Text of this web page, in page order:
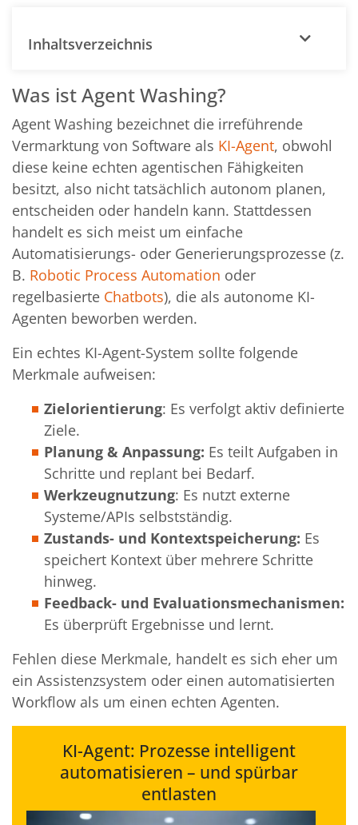
Inhaltsverzeichnis
Was ist Agent Washing?
Agent Washing bezeichnet die irreführende
Vermarktung von Software als KI-Agent, obwohl
diese keine echten agentischen Fähigkeiten
besitzt, also nicht tatsächlich autonom planen,
entscheiden oder handeln kann. Stattdessen
handelt es sich meist um einfache
Automatisierungs- oder Generierungsprozesse (z.
B. Robotic Process Automation oder
regelbasierte Chatbots), die als autonome KI-
Agenten beworben werden.
Ein echtes KI-Agent-System sollte folgende
Merkmale aufweisen:
Zielorientierung: Es verfolgt aktiv definierte
Ziele.
Planung & Anpassung: Es teilt Aufgaben in
Schritte und replant bei Bedarf.
Werkzeugnutzung: Es nutzt externe
Systeme/APIs selbstständig.
Zustands- und Kontextspeicherung: Es
speichert Kontext über mehrere Schritte
hinweg.
Feedback- und Evaluationsmechanismen:
Es überprüft Ergebnisse und lernt.
Fehlen diese Merkmale, handelt es sich eher um
ein Assistenzsystem oder einen automatisierten
Workflow als um einen echten Agenten.
KI-Agent: Prozesse intelligent
automatisieren – und spürbar
entlasten